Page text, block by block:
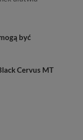
być
Cervus MT